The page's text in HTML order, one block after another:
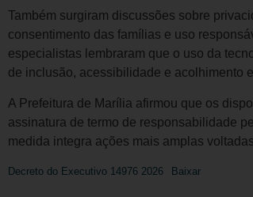
Também surgiram discussões sobre
consentimento das famílias e uso
especialistas lembraram que o uso da
de inclusão, acessibilidade e acolhimento
A Prefeitura de Marília afirmou que os
assinatura de termo de responsabilidade
medida integra ações mais amplas
Decreto do Executivo 14976 2026 Baixar